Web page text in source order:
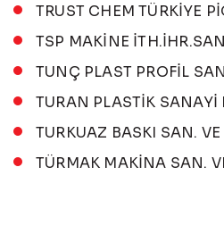
TRUST CHEM TÜRKİYE
TSP MAKİNE
TUNÇ PLAST PROFİL
TURAN PLASTİK SANAYİ
TURKUAZ BASKI SAN. VE
TÜRMAK MAKİNA SAN.